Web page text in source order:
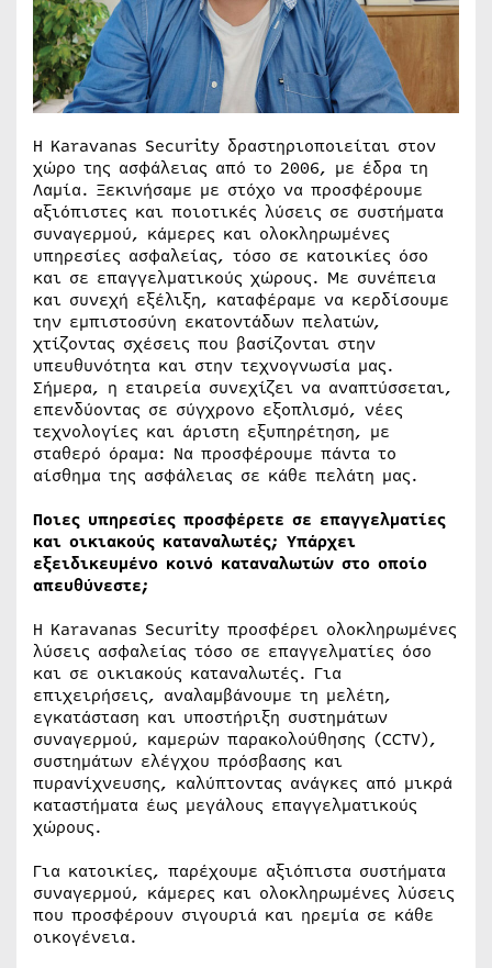
Η Karavanas Security δραστηριοποιείται στον
χώρο της ασφάλειας από το 2006, με έδρα τη
Λαμία. Ξεκινήσαμε με στόχο να προσφέρουμε
αξιόπιστες και ποιοτικές λύσεις σε συστήματα
συναγερμού, κάμερες και ολοκληρωμένες
υπηρεσίες ασφαλείας, τόσο σε κατοικίες όσο
και σε επαγγελματικούς χώρους. Με συνέπεια
και συνεχή εξέλιξη, καταφέραμε να κερδίσουμε
την εμπιστοσύνη εκατοντάδων πελατών,
χτίζοντας σχέσεις που βασίζονται στην
υπευθυνότητα και στην τεχνογνωσία μας.
Σήμερα, η εταιρεία συνεχίζει να αναπτύσσεται,
επενδύοντας σε σύγχρονο εξοπλισμό, νέες
τεχνολογίες και άριστη εξυπηρέτηση, με
σταθερό όραμα: Να προσφέρουμε πάντα το
αίσθημα της ασφάλειας σε κάθε πελάτη μας.
Ποιες υπηρεσίες προσφέρετε σε επαγγελματίες
και οικιακούς καταναλωτές; Υπάρχει
εξειδικευμένο κοινό καταναλωτών στο οποίο
απευθύνεστε;
Η Karavanas Security προσφέρει ολοκληρωμένες
λύσεις ασφαλείας τόσο σε επαγγελματίες όσο
και σε οικιακούς καταναλωτές. Για
επιχειρήσεις, αναλαμβάνουμε τη μελέτη,
εγκατάσταση και υποστήριξη συστημάτων
συναγερμού, καμερών παρακολούθησης (CCTV),
συστημάτων ελέγχου πρόσβασης και
πυρανίχνευσης, καλύπτοντας ανάγκες από μικρά
καταστήματα έως μεγάλους επαγγελματικούς
χώρους.
Για κατοικίες, παρέχουμε αξιόπιστα συστήματα
συναγερμού, κάμερες και ολοκληρωμένες λύσεις
που προσφέρουν σιγουριά και ηρεμία σε κάθε
οικογένεια.